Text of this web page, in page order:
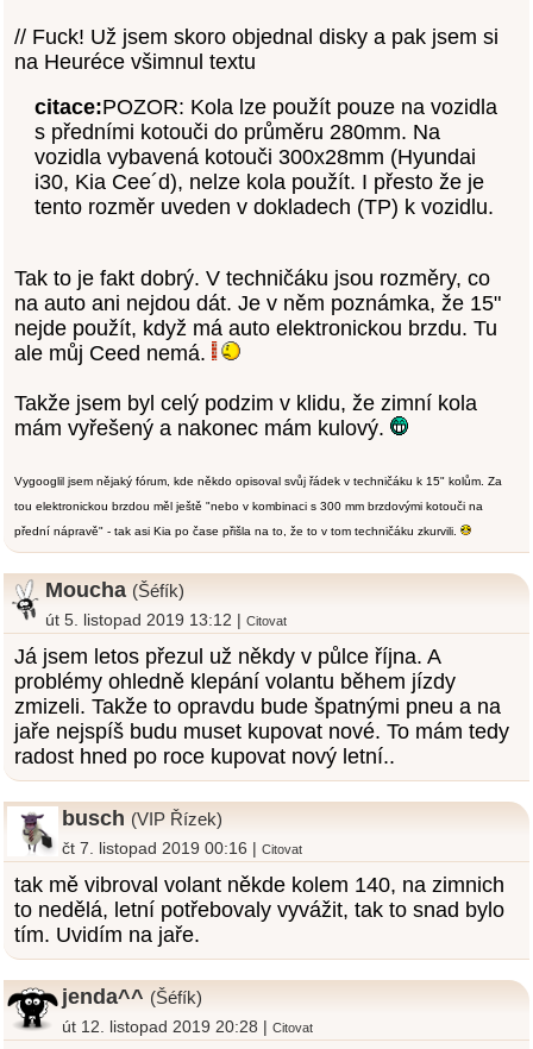
// Fuck! Už jsem skoro objednal disky a pak jsem si
na Heuréce všimnul textu
citace:POZOR: Kola lze použít pouze na vozidla
s předními kotouči do průměru 280mm. Na
vozidla vybavená kotouči 300x28mm (Hyundai
i30, Kia Cee´d), nelze kola použít. I přesto že je
tento rozměr uveden v dokladech (TP) k vozidlu.
Tak to je fakt dobrý. V techničáku jsou rozměry, co
na auto ani nejdou dát. Je v něm poznámka, že 15"
nejde použít, když má auto elektronickou brzdu. Tu
ale můj Ceed nemá.
Takže jsem byl celý podzim v klidu, že zimní kola
mám vyřešený a nakonec mám kulový.
Vygooglil jsem nějaký fórum, kde někdo opisoval svůj řádek v techničáku k 15" kolům. Za
tou elektronickou brzdou měl ještě "nebo v kombinaci s 300 mm brzdovými kotouči na
přední nápravě" - tak asi Kia po čase přišla na to, že to v tom techničáku zkurvili.
Moucha (Šéfík)
út 5. listopad 2019 13:12 | Citovat
Já jsem letos přezul už někdy v půlce října. A
problémy ohledně klepání volantu během jízdy
zmizeli. Takže to opravdu bude špatnými pneu a na
jaře nejspíš budu muset kupovat nové. To mám tedy
radost hned po roce kupovat nový letní..
busch (VIP Řízek)
čt 7. listopad 2019 00:16 |Citovat
tak mě vibroval volant někde kolem 140, na zimnich
to nedělá, letní potřebovaly vyvážit, tak to snad bylo
tím. Uvidím na jaře.
jenda^^ (Šéfík)
út 12. listopad 2019 20:28 |Citovat